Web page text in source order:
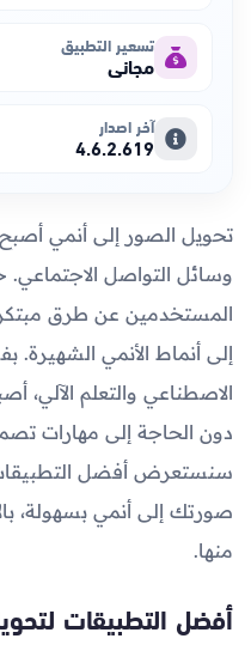
تسعير التطبيق
مجاني
آخر اصدار
4.6.2.619
تحويل الصور إلى أنمي
وسائل التواصل
المستخدمين عن طرق
إلى أنماط الأنمي الشهيرة.
الاصطناعي والتعلم
دون الحاجة إلى مهارات
سنستعرض أفضل التطبيقات
صورتك إلى أنمي بسهولة،
منها.
أفضل التطبيقات